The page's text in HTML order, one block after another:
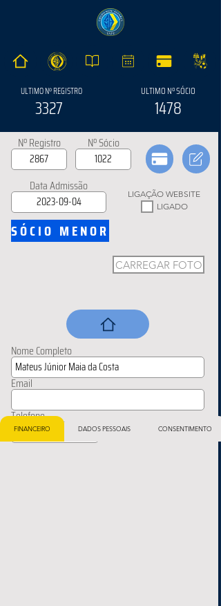
ULTIMO Nº REGISTRO
3327
ULTIMO Nº SÓCIO
1478
Nº Registro Nº Sócio
Data Admissão
LIGAÇÃO WEBSITE
LIGADO
SÓCIO MENOR
CARREGAR FOTO
Nome Completo
Email
Telefone
FINANCEIRO DADOS PESSOAIS CONSENTIMENTO